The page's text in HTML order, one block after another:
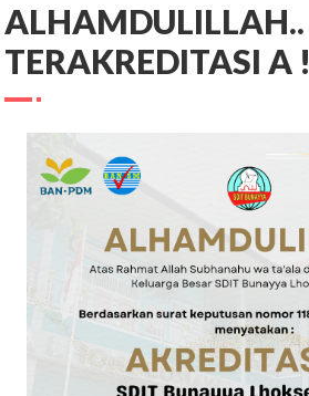
ALHAMDULILLAH..
TERAKREDITASI A !